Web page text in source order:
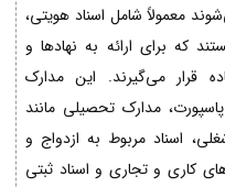
معمولاً شامل اسناد هویتی،
که برای ارائه به نهادها و
قرار می‌گیرند. این مدارک
مدارک تحصیلی مانند
اسناد مربوط به ازدواج و
کاری و تجاری و اسناد ثبتی